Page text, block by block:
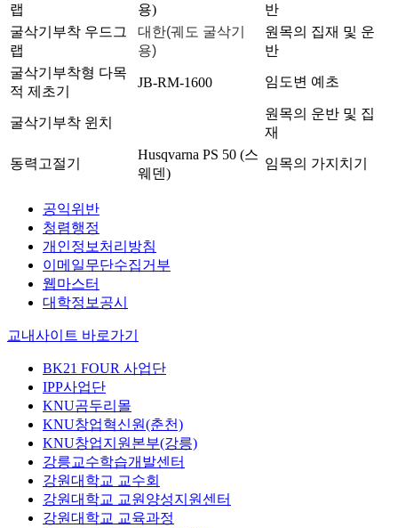
랩
용)
반
굴삭기부착 우드그
랩
대한(궤도 굴삭기
용)
원목의 집재 및 운
반
굴삭기부착형 다목
적 제초기
JB-RM-1600 임도변 예초
굴삭기부착 윈치
원목의 운반 및 집
재
동력고절기
Husqvarna PS 50 (스
웨덴)
임목의 가지치기
공익위반
청렴행정
개인정보처리방침
이메일무단수집거부
웹마스터
대학정보공시
교내사이트 바로가기
BK21 FOUR 사업단
IPP사업단
KNU곰두리몰
KNU창업혁신원(춘천)
KNU창업지원본부(강릉)
강릉교수학습개발센터
강원대학교 교수회
강원대학교 교원양성지원센터
강원대학교 교육과정